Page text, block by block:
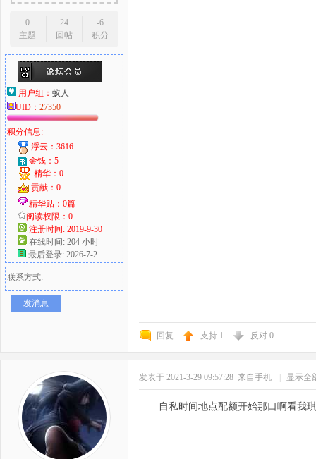
0
主题
24
回帖
-6
积分
用户组： 蚁人
UID： 27350
积分信息:
浮云：3616
金钱：5
精华：0
贡献：0
精华贴：0篇
阅读权限：0
注册时间: 2019-9-30
在线时间: 204 小时
最后登录: 2026-7-2
联系方式:
发消息
回复 支持 1 反对 0
发表于 2021-3-29 09:57:28 来自手机 显示全
自私时间地点配额开始那口啊看我